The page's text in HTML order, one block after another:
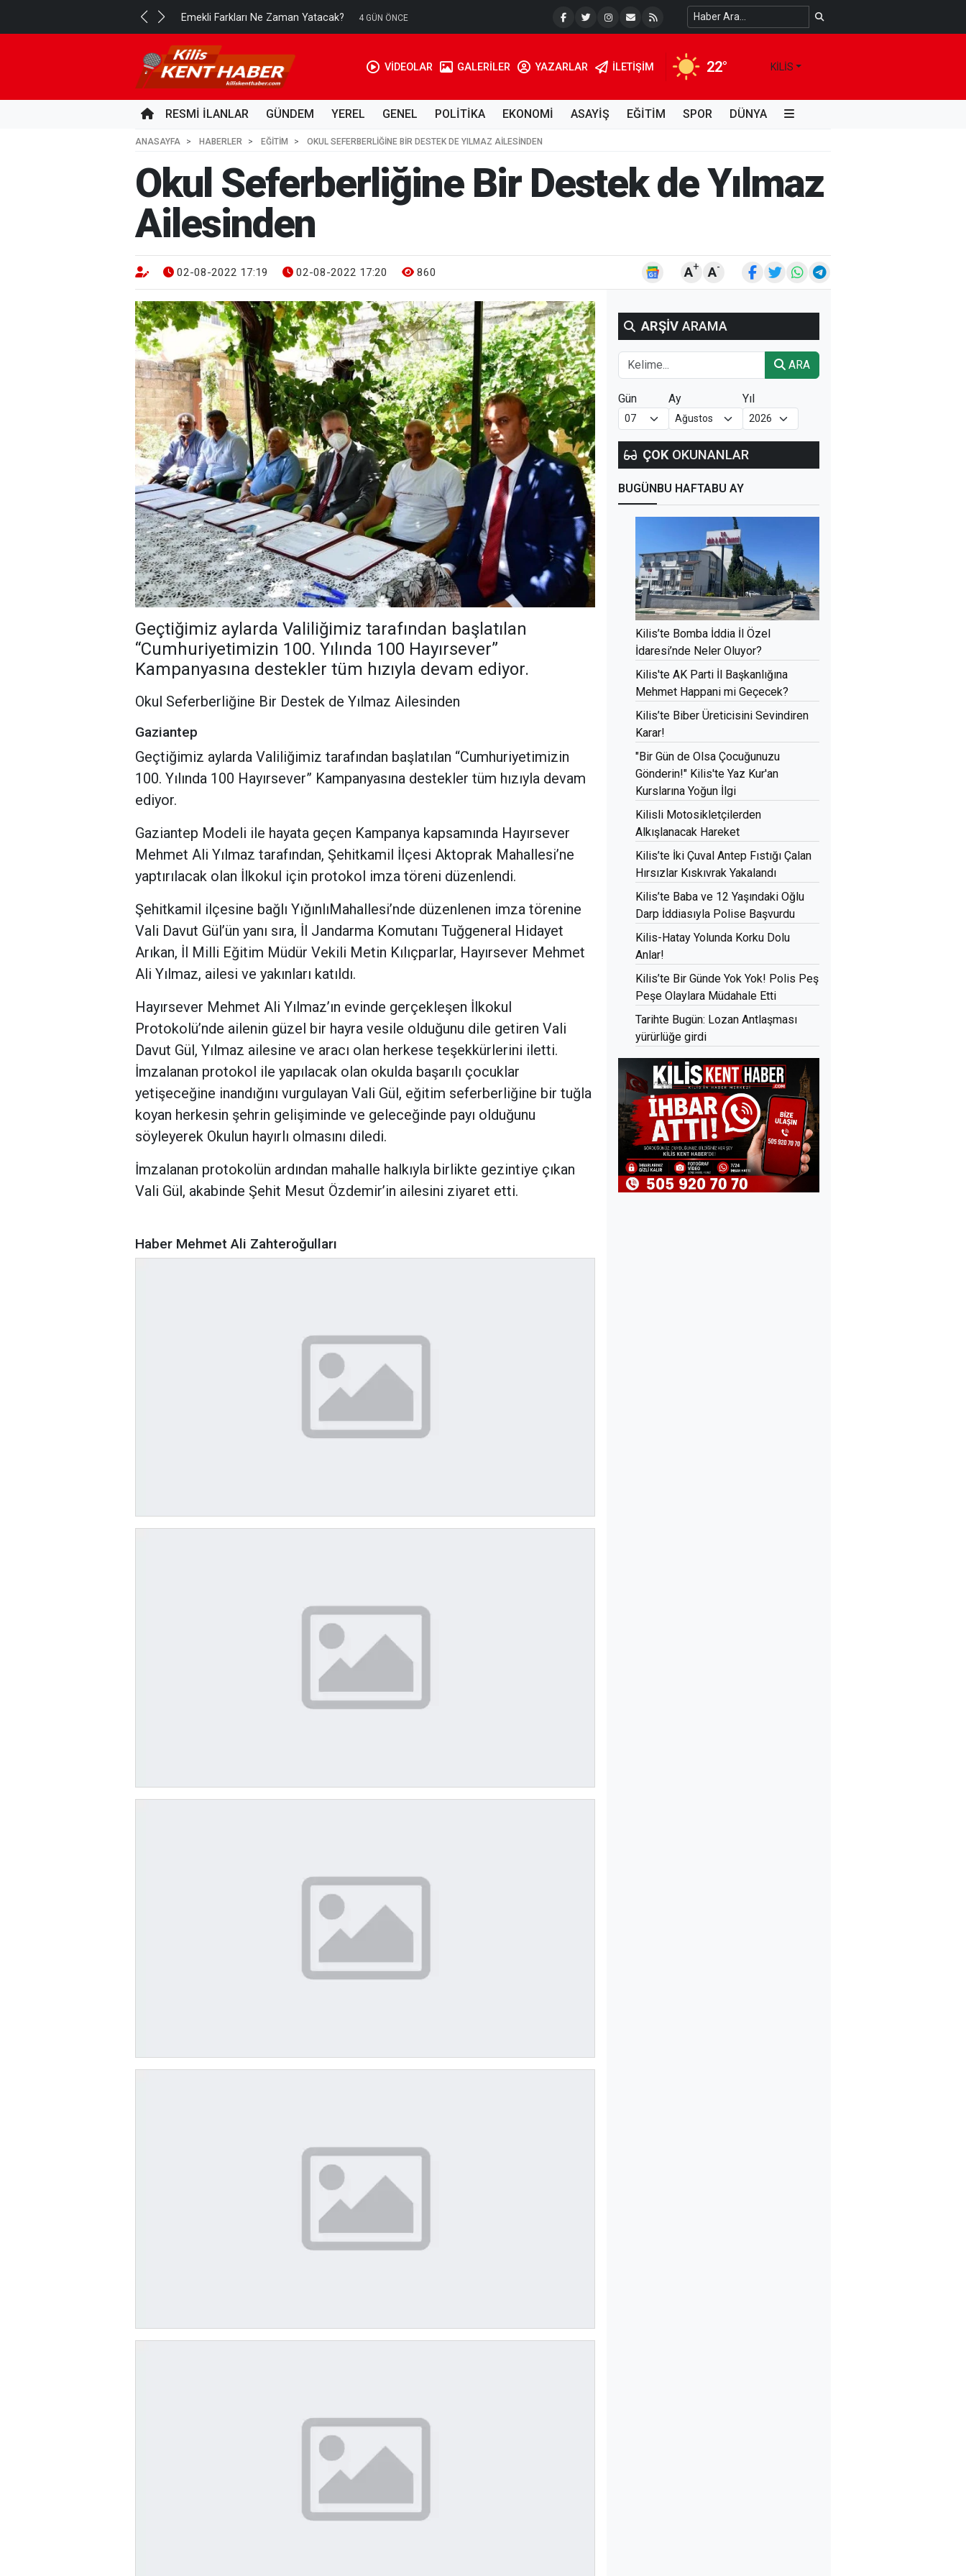
Emekli Farkları Ne Zaman Yatacak? 4 GÜN ÖNCE Su Kuyusu Temiz Suya Erişimde Kalıcı Bir Çözüm
VİDEOLAR GALERİLER YAZARLAR İLETIŞIM 22° KILIS
RESMİ İLANLAR GÜNDEM YEREL GENEL POLİTİKA EKONOMİ ASAYİŞ EĞİTİM SPOR DÜNYA
ANASAYFA HABERLER EĞİTİM OKUL SEFERBERLIĞINE BIR DESTEK DE YILMAZ AILESINDEN
Okul Seferberliğine Bir Destek de Yılmaz
Ailesinden
02-08-2022 17:19 02-08-2022 17:20 860 A+ A-
Geçtiğimiz aylarda Valiliğimiz tarafından başlatılan
“Cumhuriyetimizin 100. Yılında 100 Hayırsever”
Kampanyasına destekler tüm hızıyla devam ediyor.
Okul Seferberliğine Bir Destek de Yılmaz Ailesinden
Gaziantep
Geçtiğimiz aylarda Valiliğimiz tarafından başlatılan “Cumhuriyetimizin
100. Yılında 100 Hayırsever” Kampanyasına destekler tüm hızıyla devam
ediyor.
Gaziantep Modeli ile hayata geçen Kampanya kapsamında Hayırsever
Mehmet Ali Yılmaz tarafından, Şehitkamil İlçesi Aktoprak Mahallesi’ne
yaptırılacak olan İlkokul için protokol imza töreni düzenlendi.
Şehitkamil ilçesine bağlı YığınlıMahallesi’nde düzenlenen imza törenine
Vali Davut Gül’ün yanı sıra, İl Jandarma Komutanı Tuğgeneral Hidayet
Arıkan, İl Milli Eğitim Müdür Vekili Metin Kılıçparlar, Hayırsever Mehmet
Ali Yılmaz, ailesi ve yakınları katıldı.
Hayırsever Mehmet Ali Yılmaz’ın evinde gerçekleşen İlkokul
Protokolü’nde ailenin güzel bir hayra vesile olduğunu dile getiren Vali
Davut Gül, Yılmaz ailesine ve aracı olan herkese teşekkürlerini iletti.
İmzalanan protokol ile yapılacak olan okulda başarılı çocuklar
yetişeceğine inandığını vurgulayan Vali Gül, eğitim seferberliğine bir tuğla
koyan herkesin şehrin gelişiminde ve geleceğinde payı olduğunu
söyleyerek Okulun hayırlı olmasını diledi.
İmzalanan protokolün ardından mahalle halkıyla birlikte gezintiye çıkan
Vali Gül, akabinde Şehit Mesut Özdemir’in ailesini ziyaret etti.
Haber Mehmet Ali Zahteroğulları
ARŞİV ARAMA
ARA
Gün Ay Yıl
ÇOK OKUNANLAR
BUGÜNBU HAFTABU AY
Kilis’te Bomba İddia İl Özel
İdaresi’nde Neler Oluyor?
Kilis'te AK Parti İl Başkanlığına
Mehmet Happani mi Geçecek?
Kilis’te Biber Üreticisini Sevindiren
Karar!
"Bir Gün de Olsa Çocuğunuzu
Gönderin!" Kilis'te Yaz Kur'an
Kurslarına Yoğun İlgi
Kilisli Motosikletçilerden
Alkışlanacak Hareket
Kilis’te İki Çuval Antep Fıstığı Çalan
Hırsızlar Kıskıvrak Yakalandı
Kilis’te Baba ve 12 Yaşındaki Oğlu
Darp İddiasıyla Polise Başvurdu
Kilis-Hatay Yolunda Korku Dolu
Anlar!
Kilis’te Bir Günde Yok Yok! Polis Peş
Peşe Olaylara Müdahale Etti
Tarihte Bugün: Lozan Antlaşması
yürürlüğe girdi